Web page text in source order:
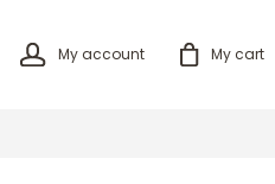
My account My cart